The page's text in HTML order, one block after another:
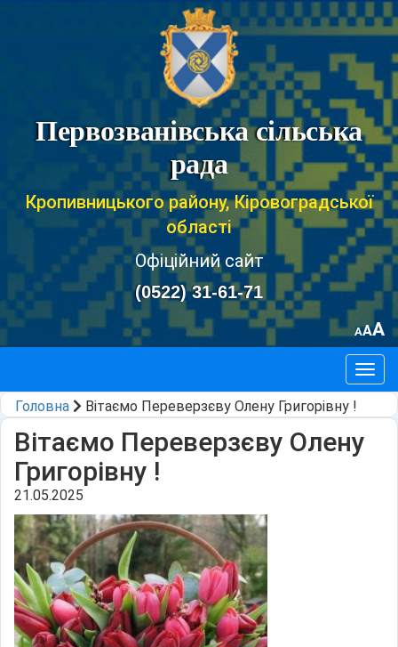
Первозванівська сільська
рада
Кропивницького району, Кіровоградської
області
Офіційний сайт
(0522) 31-61-71
AAA
Головна
Вітаємо Переверзєву Олену Григорівну !
Вітаємо Переверзєву Олену
Григорівну !
21.05.2025